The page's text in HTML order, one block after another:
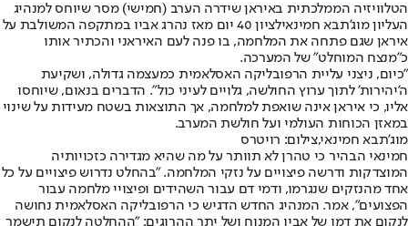
הטלוויזיה הממלכתית באיראן שידרה הערב (חמישי) מסר שיוחס למנהיג
העליון מוג'תבא חמינאי
לציון 40 יום מאז נהרג אביו במתקפה המשולבת על
איראן שגם פתחה את המלחמה, בו פנה לעם האיראני והכתיר אותו
כ"מנצח המוחלט" של המערכה.
"כיום, ניצני עליית הרפובליקה האסלאמית כמעצמה גדולה, ושקיעת
ה'יהירות' לתוך ערוץ החולשה, גלויים לעיני כול". הדברים בנאום, שיוחסו
אליו, כי איראן אינה שואפת למלחמה, אך התוצאות בשטח מעידות על שינוי
במאזן הכוחות העולמי ועל חולשת המערב.
מוג'תבא חמינאי,צילום: רויטרס
חמינאי הבהיר כי טהרן לא תוותר על מה שהיא מגדירה כזכויותיה
המוצדקות ודרשה פיצויים על נזקי המלחמה. "בהחלט נדרוש פיצויים על כל
אחד מהנזקים שנגרמו, ודמי דם עבור השהידים ופיצויי מלחמה עבור
הפצועים", אמר. המנהיג החדש הדגיש כי הרפובליקה האסלאמית נחושה
לנקום את דמו של אביו המנוח ושל יתר ההרוגים: "ההחלטה לנקום תישמר